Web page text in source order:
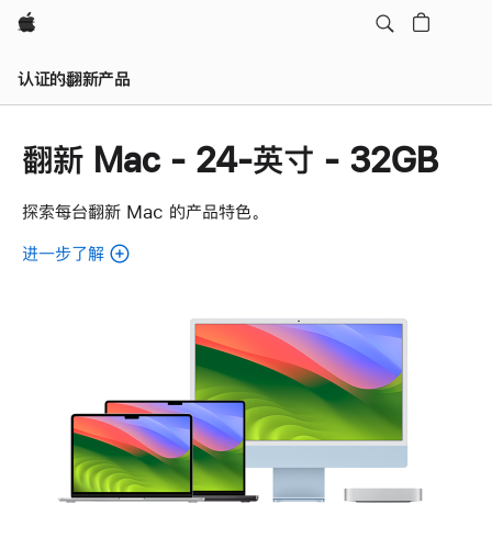
Apple
认证的翻新产品
翻新 Mac - 24-英寸 - 32GB
探索每台翻新 Mac 的产品特色。
进一步了解
Mac。